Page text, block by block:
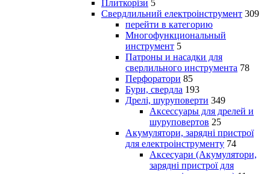
Плиткорізи 5
Свердлильний електроінструмент 309
перейти в категорию
Многофункциональный
инструмент 5
Патроны и насадки для
сверлильного инструмента 78
Перфоратори 85
Бури, свердла 193
Дрелі, шуруповерти 349
Аксессуары для дрелей и
шуруповертов 25
Акумулятори, зарядні пристрої
для електроінструменту 74
Аксесуари (Акумулятори,
зарядні пристрої для